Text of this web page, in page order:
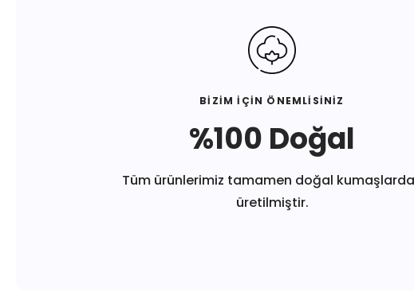
BİZİM İÇİN ÖNEMLİSİNİZ
%100 Doğal
Tüm ürünlerimiz tamamen doğal
üretilmiştir.